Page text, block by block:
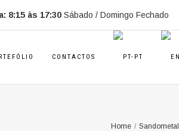
8:15 às 17:30 Sábado / Domingo Fechado
CONTACTOS
Home / Sandometal